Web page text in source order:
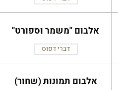
אלבום ''משמר וספורט''
דברי דפוס
אלבום תמונות (שחור)